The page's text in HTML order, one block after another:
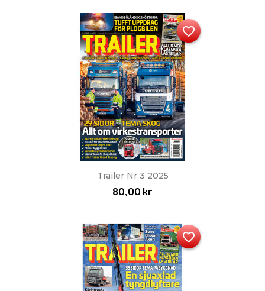
Trailer Nr 3 2025
80,00 kr
favorite_border
favorite_border